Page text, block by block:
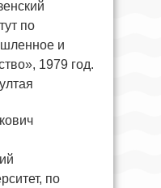
по
и
1979 год.
по